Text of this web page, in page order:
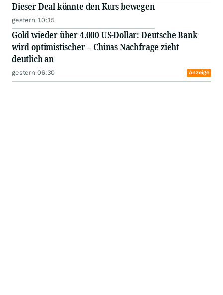
Dieser Deal könnte den Kurs bewegen
gestern 10:15
Gold wieder über 4.000 US-Dollar: Deutsche Bank
wird optimistischer – Chinas Nachfrage zieht
deutlich an
gestern 06:30 Anzeige